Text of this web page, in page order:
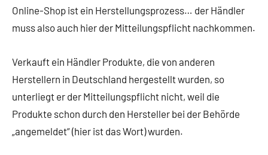
Online-Shop ist ein Herstellungsprozess… der Händler
muss also auch hier der Mitteilungspflicht nachkommen.
Verkauft ein Händler Produkte, die von anderen
Herstellern in Deutschland hergestellt wurden, so
unterliegt er der Mitteilungspflicht nicht, weil die
Produkte schon durch den Hersteller bei der Behörde
„angemeldet“ (hier ist das Wort) wurden.